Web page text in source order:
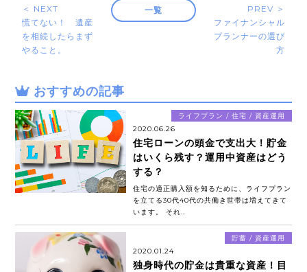
＜ NEXT
慌てない！ 遺産
を相続したらまず
やること。
一覧
PREV ＞
ファイナンシャル
プランナーの選び
方
おすすめの記事
ライフプラン / 住宅 / 資産運用
2020.06.26
住宅ローンの頭金で支出大！貯金
はいくら残す？運用中資産はどう
する？
住宅の適正購入額を知るために、ライフプラン
を立てる30代40代の共働き世帯は増えてきて
います。 それ..
貯蓄 / 資産運用
2020.01.24
独身時代の貯金は貴重な資産！目